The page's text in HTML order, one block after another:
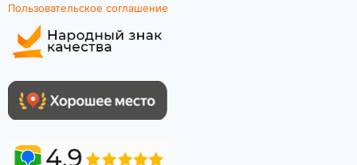
Пользовательское соглашение